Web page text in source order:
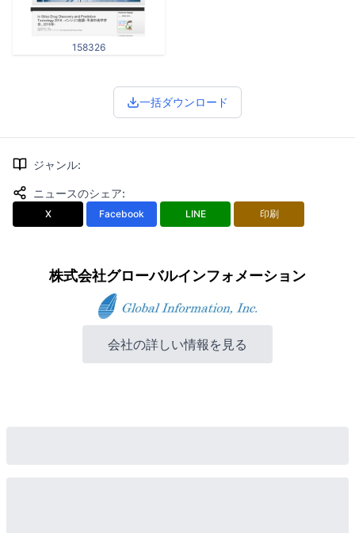
158326
一括ダウンロード
ジャンル:
ニュースのシェア:
X Facebook LINE 印刷
株式会社グローバルインフォメーション
会社の詳しい情報を見る